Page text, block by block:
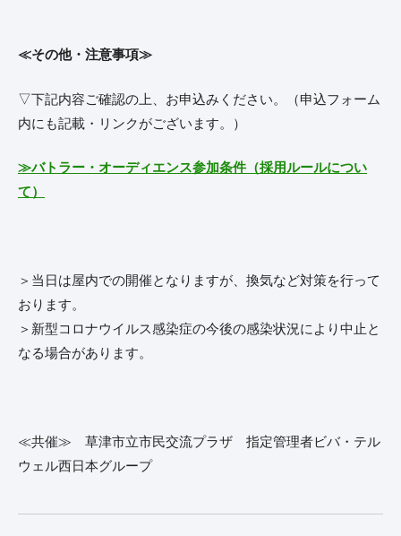
≪その他・注意事項≫
▽下記内容ご確認の上、お申込みください。（申込フォーム
内にも記載・リンクがございます。）
≫バトラー・オーディエンス参加条件（採用ルールについ
て）
＞当日は屋内での開催となりますが、換気など対策を行って
おります。
＞新型コロナウイルス感染症の今後の感染状況により中止と
なる場合があります。
≪共催≫ 草津市立市民交流プラザ 指定管理者ビバ・テル
ウェル西日本グループ